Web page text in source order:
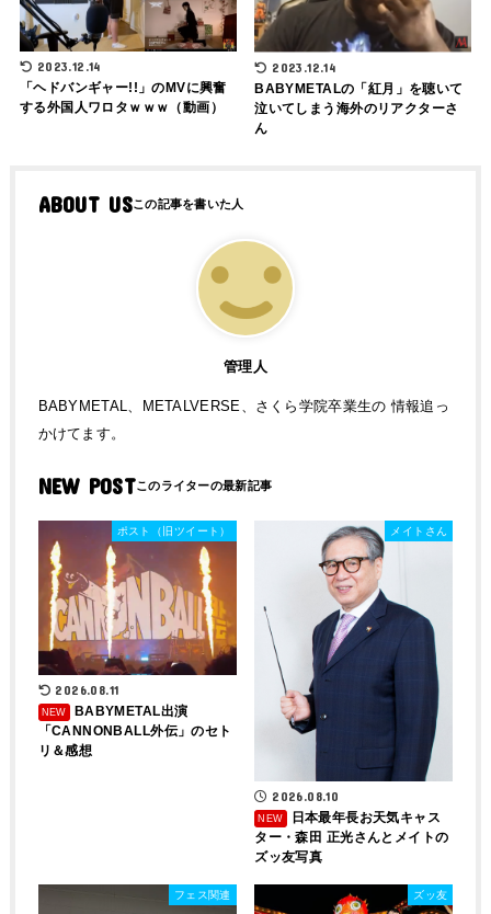
2023.12.14
「ヘドバンギャー!!」のMVに興奮
する外国人ワロタｗｗｗ（動画）
2023.12.14
BABYMETALの「紅月」を聴いて
泣いてしまう海外のリアクターさ
ん
ABOUT US
管理人
BABYMETAL、METALVERSE、さくら学院卒業生の 情報追っ
かけてます。
NEW POST
ポスト（旧ツイート）
2026.08.11
BABYMETAL出演
「CANNONBALL外伝」のセト
リ＆感想
メイトさん
2026.08.10
日本最年長お天気キャス
ター・森田 正光さんとメイトの
ズッ友写真
フェス関連 ズッ友